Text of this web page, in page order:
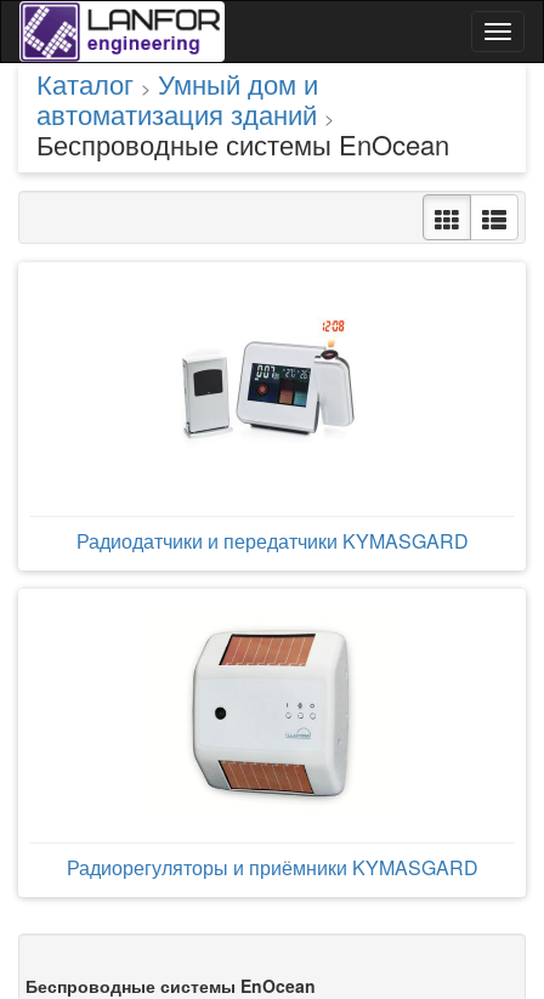
Каталог > Умный дом и
автоматизация зданий >
Беспроводные системы EnOcean
Радиодатчики и передатчики KYMASGARD
Радиорегуляторы и приёмники KYMASGARD
Беспроводные системы EnOcean